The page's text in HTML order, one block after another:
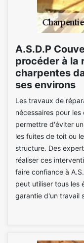
A.S.D.P
procéder à la
charpentes
ses environs
Les travaux de
nécessaires pour
permettre d'éviter
les fuites de toit ou
structure. Des
réaliser ces
faire confiance à
peut utiliser tous les
garantie d'un travail